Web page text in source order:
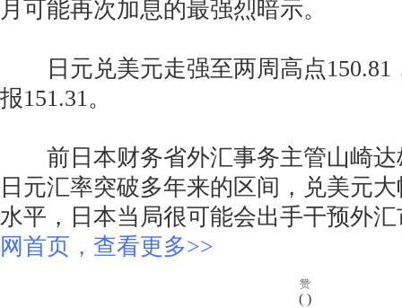
月可能再次加息的最强烈暗示。
日元兑美元走强至两周高点150.81
报151.31。
前日本财务省外汇事务主管山崎达
日元汇率突破多年来的区间，兑美元
水平，日本当局很可能会出手干预外
网首页，查看更多>>
赞
( )